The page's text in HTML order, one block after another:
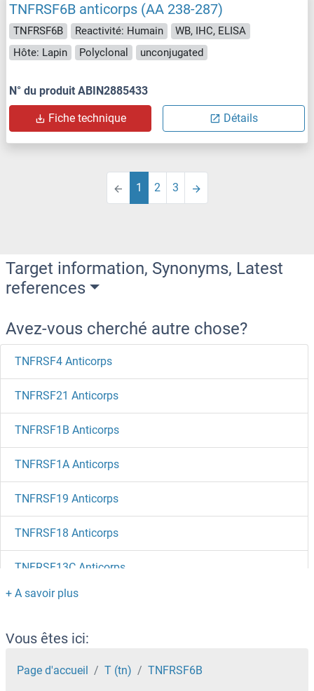
TNFRSF6B anticorps (AA 238-287)
TNFRSF6B Reactivité: Humain
WB, IHC, ELISA
Hôte: Lapin
Polyclonal unconjugated
N° du produit ABIN2885433
Fiche technique Détails
1 2 3
Target information, Synonyms, Latest
references
Avez-vous cherché autre chose?
TNFRSF4 Anticorps
TNFRSF21 Anticorps
TNFRSF1B Anticorps
TNFRSF1A Anticorps
TNFRSF19 Anticorps
TNFRSF18 Anticorps
TNFRSF13C Anticorps
TNFRSF12A Anticorps
TNFRSF11A Anticorps
TNFRSF10A Anticorps
Vous êtes ici:
Page d'accueil T (tn) TNFRSF6B